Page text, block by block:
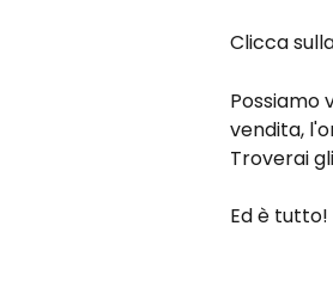
Clicca
Possiamo
vendita,
Troverai
Ed è tutto!